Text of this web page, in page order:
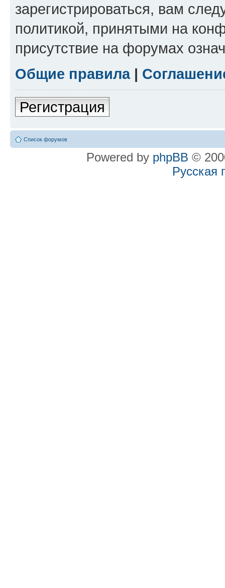
зарегистрироваться, вам
политикой, принятыми на
присутствие на форумах
Общие правила|
Регистрация
Список форумов
Powered by phpBB ©
Русская